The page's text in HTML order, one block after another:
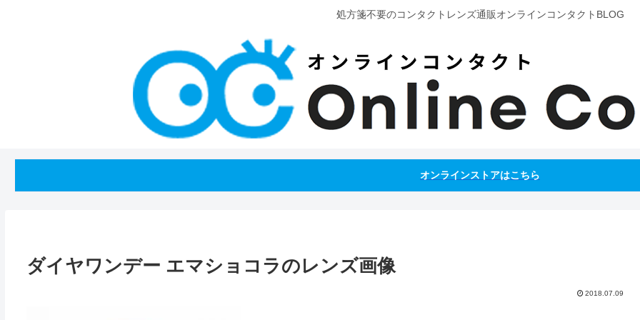
処方箋不要のコンタクトレンズ通販オンラインコンタクトBLOG
オンラインストアはこちら
ダイヤワンデー エマショコラのレンズ画像
2018.07.09